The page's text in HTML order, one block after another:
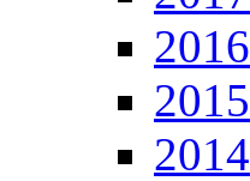
2016
2015
2014